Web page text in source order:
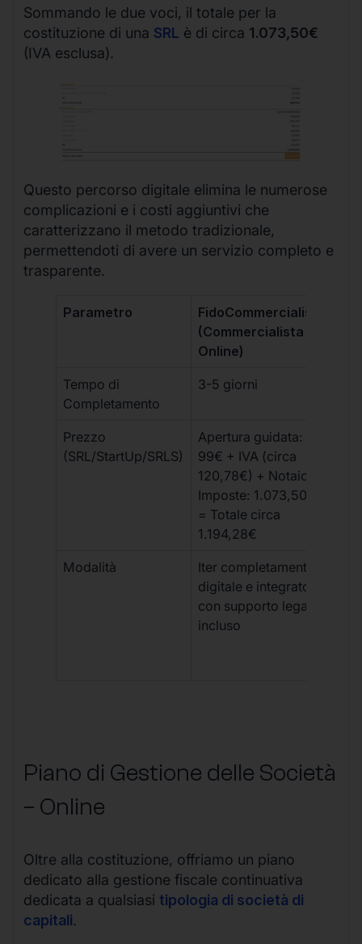
Sommando le due voci, il totale per la
costituzione di una SRL è di circa 1.073,50€
(IVA esclusa).
Questo percorso digitale elimina le numerose
complicazioni e i costi aggiuntivi che
caratterizzano il metodo tradizionale,
permettendoti di avere un servizio completo e
trasparente.
Parametro
FidoCommercialista
(Commercialista
Online)
Tempo di
Completamento
3-5 giorni
Prezzo
(SRL/StartUp/SRLS)
Apertura guidata:
99€ + IVA (circa
120,78€) + Notaio e
Imposte: 1.073,50€
= Totale circa
1.194,28€
Modalità
Iter completamente
digitale e integrato,
con supporto legale
incluso
Piano di Gestione delle Società
– Online
Oltre alla costituzione, offriamo un piano
dedicato alla gestione fiscale continuativa
dedicata a qualsiasi tipologia di società di
capitali.